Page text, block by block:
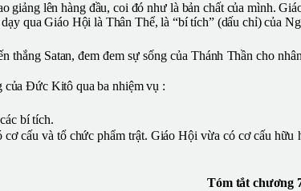
giảng lên hàng đầu, coi đó như là bản chất của mình.
qua Giáo Hội là Thân Thể, là “bí tích” (dấu chỉ) của
thắng Satan, đem đem sự sống của Thánh Thần cho
của Đức Kitô qua ba nhiệm vụ :
bí tích.
cơ cấu và tổ chức phẩm trật. Giáo Hội vừa có cơ cấu
Tóm tắt chương